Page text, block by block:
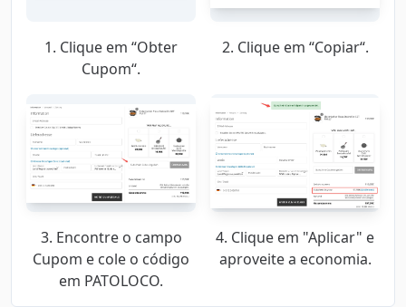
1. Clique em “Obter
Cupom“.
2. Clique em “Copiar“.
3. Encontre o campo
Cupom e cole o código
em PATOLOCO.
4. Clique em "Aplicar" e
aproveite a economia.